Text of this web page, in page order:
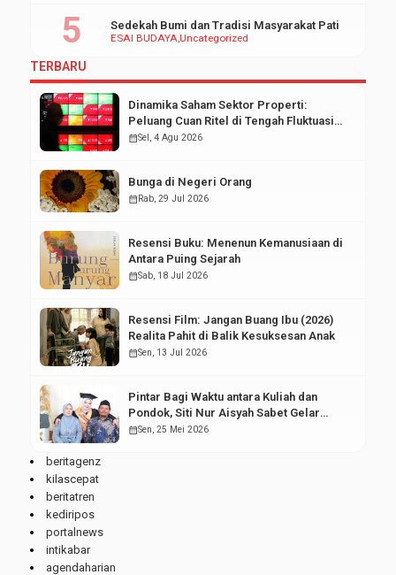
ESAI BUDAYAUncategorized
Sedekah Bumi dan Tradisi Masyarakat Pati
TERBARU
Dinamika Saham Sektor Properti:
Peluang Cuan Ritel di Tengah Fluktuasi
Pasar Modal
calendar_monthSel, 4 Agu 2026
Bunga di Negeri Orang
calendar_monthRab, 29 Jul 2026
Resensi Buku: Menenun Kemanusiaan di
Antara Puing Sejarah
calendar_monthSab, 18 Jul 2026
Resensi Film: Jangan Buang Ibu (2026)
Realita Pahit di Balik Kesuksesan Anak
calendar_monthSen, 13 Jul 2026
Pintar Bagi Waktu antara Kuliah dan
Pondok, Siti Nur Aisyah Sabet Gelar
Wisudawan Terbaik
calendar_monthSen, 25 Mei 2026
beritagenz
kilascepat
beritatren
kediripos
portalnews
intikabar
agendaharian